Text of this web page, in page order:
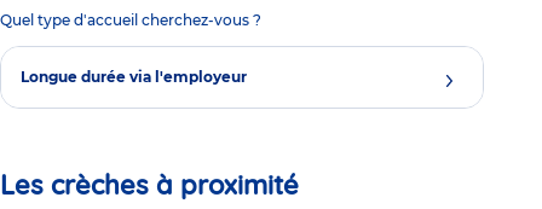
Quel type d'accueil cherchez-vous ?
Longue durée via l'employeur
Les crèches à proximité